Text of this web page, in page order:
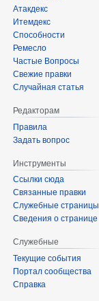
Атакдекс
Итемдекс
Способности
Ремесло
Частые Вопросы
Свежие правки
Случайная статья
Редакторам
Правила
Задать вопрос
Инструменты
Ссылки сюда
Связанные правки
Служебные страницы
Сведения о странице
Служебные
Текущие события
Портал сообщества
Справка